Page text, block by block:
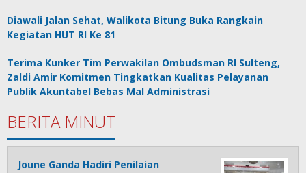
Diawali Jalan Sehat, Walikota Bitung Buka Rangkain
Kegiatan HUT RI Ke 81
Terima Kunker Tim Perwakilan Ombudsman RI Sulteng,
Zaldi Amir Komitmen Tingkatkan Kualitas Pelayanan
Publik Akuntabel Bebas Mal Administrasi
BERITA MINUT
Joune Ganda Hadiri Penilaian